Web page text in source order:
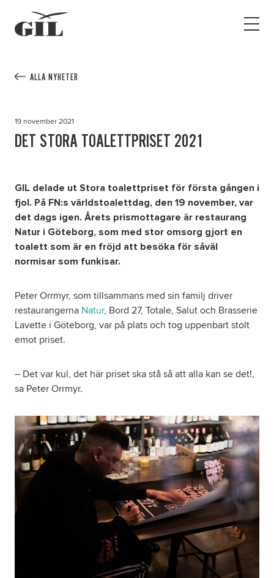
Open
Ha assistans
Jobb
Kontakt
Nyheter
Ordlista
Tillgänglighetsredogörelse
GDPR
ALLA NYHETER
19 november 2021
DET STORA TOALETTPRISET 2021
GIL delade ut Stora toalettpriset för första gången i
fjol. På FN:s världstoalettdag, den 19 november, var
det dags igen. Årets prismottagare är restaurang
Natur i Göteborg, som med stor omsorg gjort en
toalett som är en fröjd att besöka för såväl
normisar som funkisar.
Peter Orrmyr, som tillsammans med sin familj driver
restaurangerna Natur, Bord 27, Totale, Salut och Brasserie
Lavette i Göteborg, var på plats och tog uppenbart stolt
emot priset.
– Det var kul, det här priset ska stå så att alla kan se det!,
sa Peter Orrmyr.